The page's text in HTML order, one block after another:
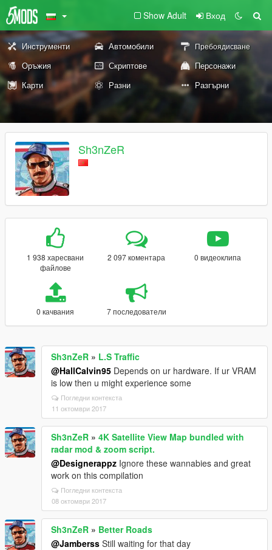
Show Adult Вход
Инструменти Автомобили Пребоядисване
Оръжия Скриптове
Персонажи
Карти
Разни Разгърни
Sh3nZeR
1 938 харесвани
файлове
2 097 коментара 0 видеоклипа
0 качвания 7 последователи
Sh3nZeR » L.S Traffic
@HallCalvin95 Depends on ur hardware. If ur VRAM
is low then u might experience some
Погледни контекста
11 октомври 2017
Sh3nZeR » 4K Satellite View Map bundled with
radar mod & zoom script.
@Designerappz Ignore these wannabies and great
work on this compilation
Погледни контекста
08 октомври 2017
Sh3nZeR » Better Roads
@Jamberss Still waiting for that day